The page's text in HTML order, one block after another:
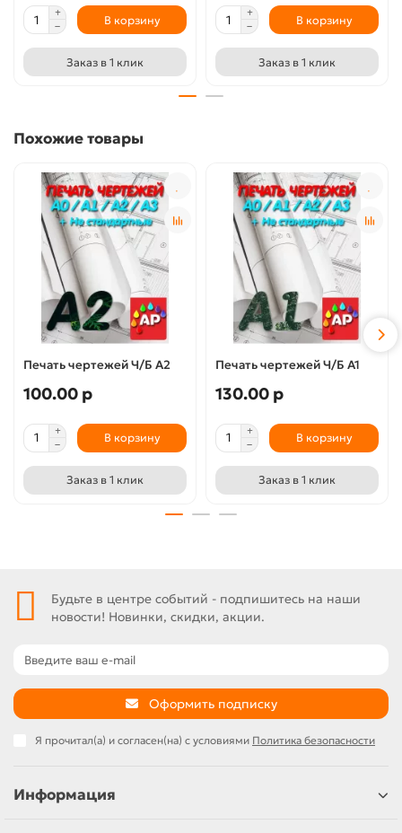
В корзину
Заказ в 1 клик
В корзину
Заказ в 1 клик
Похожие товары
Печать чертежей Ч/Б А2
100.00 р
В корзину
Заказ в 1 клик
Печать чертежей Ч/Б А1
130.00 р
В корзину
Заказ в 1 клик
Будьте в центре событий - подпишитесь на наши
новости! Новинки, скидки, акции.
Оформить подписку
Я прочитал(а) и согласен(на) с условиями Политика безопасности
Информация